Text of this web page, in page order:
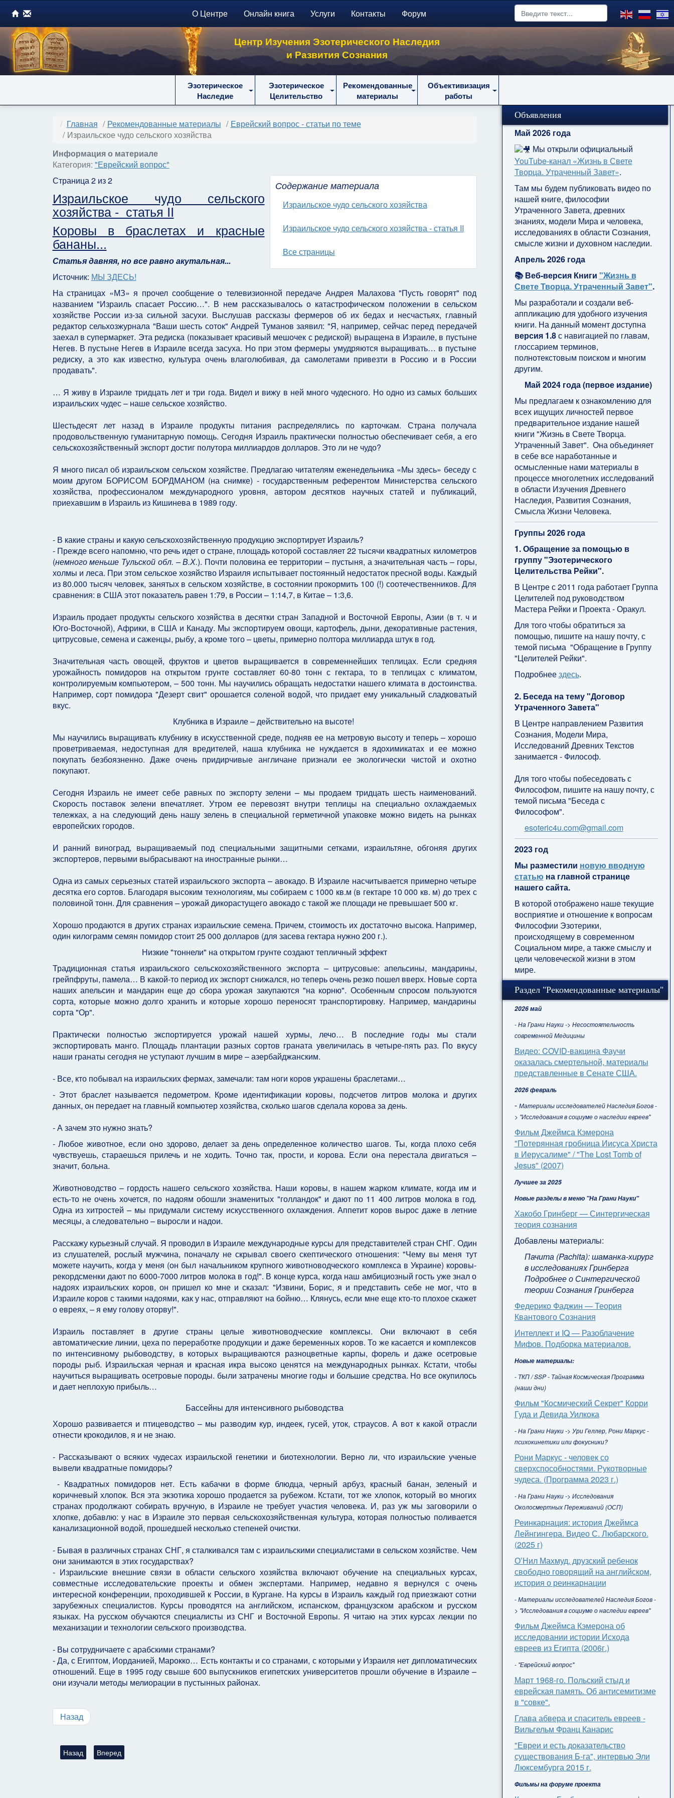
О Центре Онлайн книга Услуги Контакты Форум
Центр Изучения Эзотерического Наследия
и Развития Сознания
Эзотерическое
Наследие
Эзотерическое
Целительство
Рекомендованные
материалы
Объективизация
работы
Главная Рекомендованные материалы
Еврейский вопрос - статьи по теме
Израильское чудо сельского хозяйства
Информация о материале
Категория: "Еврейский вопрос"
Содержание материала
Израильское чудо сельского хозяйства
Израильское чудо сельского хозяйства - статья II
Все страницы
Страница 2 из 2
Израильское чудо сельского
хозяйства - статья II
Коровы в браслетах и красные
бананы...
Статья давняя, но все равно акутальная...
Источник: МЫ ЗДЕСЬ!
На страницах «МЗ» я прочел сообщение о телевизионной передаче Андрея Малахова "Пусть говорят" под
названием "Израиль спасает Россию…". В нем рассказывалось о катастрофическом положении в сельском
хозяйстве России из-за сильной засухи. Выслушав рассказы фермеров об их бедах и несчастьях, главный
редактор сельхозжурнала "Ваши шесть соток" Андрей Туманов заявил: "Я, например, сейчас перед передачей
заехал в супермаркет. Эта редиска (показывает красивый мешочек с редиской) выращена в Израиле, в пустыне
Негев. В пустыне Негев в Израиле всегда засуха. Но при этом фермеры умудряются выращивать… в пустыне
редиску, а это как известно, культура очень влаголюбивая, да самолетами привезти в Россию и в России
продавать".
… Я живу в Израиле тридцать лет и три года. Видел и вижу в ней много чудесного. Но одно из самых больших
израильских чудес – наше сельское хозяйство.
Шестьдесят лет назад в Израиле продукты питания распределялись по карточкам. Страна получала
продовольственную гуманитарную помощь. Сегодня Израиль практически полностью обеспечивает себя, а его
сельскохозяйственный экспорт достиг полутора миллиардов долларов. Это ли не чудо?
Я много писал об израильском сельском хозяйстве. Предлагаю читателям еженедельника «Мы здесь» беседу с
моим другом БОРИСОМ БОРДМАНОМ (на снимке) - государственным референтом Министерства сельского
хозяйства, профессионалом международного уровня, автором десятков научных статей и публикаций,
приехавшим в Израиль из Кишинева в 1989 году.
- В какие страны и какую сельскохозяйственную продукцию экспортирует Израиль?
- Прежде всего напомню, что речь идет о стране, площадь которой составляет 22 тысячи квадратных километров
(немного меньше Тульской обл. – В.Х.). Почти половина ее территории – пустыня, а значительная часть – горы,
холмы и леса. При этом сельское хозяйство Израиля испытывает постоянный недостаток пресной воды. Каждый
из 80.000 тысяч человек, занятых в сельском хозяйстве, в состоянии прокормить 100 (!) соотечественников. Для
сравнения: в США этот показатель равен 1:79, в России – 1:14,7, в Китае – 1:3,6.
Израиль продает продукты сельского хозяйства в десятки стран Западной и Восточной Европы, Азии (в т. ч и
Юго-Восточной), Африки, в США и Канаду. Мы экспортируем овощи, картофель, дыни, декоративные растения,
цитрусовые, семена и саженцы, рыбу, а кроме того – цветы, примерно полтора миллиарда штук в год.
Значительная часть овощей, фруктов и цветов выращивается в современнейших теплицах. Если средняя
урожайность помидоров на открытом грунте составляет 60-80 тонн с гектара, то в теплицах с климатом,
контролируемым компьютером, – 500 тонн. Мы научились обращать недостатки нашего климата в достоинства.
Например, сорт помидора "Дезерт свит" орошается соленой водой, что придает ему уникальный сладковатый
вкус.
Клубника в Израиле – действительно на высоте!
Мы научились выращивать клубнику в искусственной среде, подняв ее на метровую высоту и теперь – хорошо
проветриваемая, недоступная для вредителей, наша клубника не нуждается в ядохимикатах и ее можно
покупать безбоязненно. Даже очень придирчивые англичане признали ее экологически чистой и охотно
покупают.
Сегодня Израиль не имеет себе равных по экспорту зелени – мы продаем тридцать шесть наименований.
Скорость поставок зелени впечатляет. Утром ее перевозят внутри теплицы на специально охлаждаемых
тележках, а на следующий день нашу зелень в специальной герметичной упаковке можно видеть на рынках
европейских городов.
И ранний виноград, выращиваемый под специальными защитными сетками, израильтяне, обгоняя других
экспортеров, первыми выбрасывают на иностранные рынки…
Одна из самых серьезных статей израильского экспорта – авокадо. В Израиле насчитывается примерно четыре
десятка его сортов. Благодаря высоким технологиям, мы собираем с 1000 кв.м (в гектаре 10 000 кв. м) до трех с
половиной тонн. Для сравнения – урожай дикорастущего авокадо с такой же площади не превышает 500 кг.
Хорошо продаются в других странах израильские семена. Причем, стоимость их достаточно высока. Например,
один килограмм семян помидор стоит 25 000 долларов (для засева гектара нужно 200 г.).
Низкие "тоннели" на открытом грунте создают тепличный эффект
Традиционная статья израильского сельскохозяйственного экспорта – цитрусовые: апельсины, мандарины,
грейпфруты, памела… В какой-то период их экспорт снижался, но теперь очень резко пошел вверх. Новые сорта
наших апельсин и мандарин еще до сбора урожая закупаются "на корню". Особенным спросом пользуются
сорта, которые можно долго хранить и которые хорошо переносят транспортировку. Например, мандарины
сорта "Ор".
Практически полностью экспортируется урожай нашей хурмы, лечо… В последние годы мы стали
экспортировать манго. Площадь плантации разных сортов граната увеличилась в четыре-пять раз. По вкусу
наши гранаты сегодня не уступают лучшим в мире – азербайджанским.
- Все, кто побывал на израильских фермах, замечали: там ноги коров украшены браслетами…
- Этот браслет называется педометром. Кроме идентификации коровы, подсчетов литров молока и других
данных, он передает на главный компьютер хозяйства, сколько шагов сделала корова за день.
- А зачем это нужно знать?
- Любое животное, если оно здорово, делает за день определенное количество шагов. Ты, когда плохо себя
чувствуешь, стараешься прилечь и не ходить. Точно так, прости, и корова. Если она перестала двигаться –
значит, больна.
Животноводство – гордость нашего сельского хозяйства. Наши коровы, в нашем жарком климате, когда им и
есть-то не очень хочется, по надоям обошли знаменитых "голландок" и дают по 11 400 литров молока в год.
Одна из хитростей – мы придумали систему искусственного охлаждения. Аппетит коров вырос даже в летние
месяцы, а следовательно – выросли и надои.
Расскажу курьезный случай. Я проводил в Израиле международные курсы для представителей стран СНГ. Один
из слушателей, рослый мужчина, поначалу не скрывал своего скептического отношения: "Чему вы меня тут
можете научить, когда у меня (он был начальником крупного животноводческого комплекса в Украине) коровы-
рекордсменки дают по 6000-7000 литров молока в год!". В конце курса, когда наш амбициозный гость уже знал о
надоях израильских коров, он пришел ко мне и сказал: "Извини, Борис, я и представить себе не мог, что в
Израиле коров с такими надоями, как у нас, отправляют на бойню… Клянусь, если мне еще кто-то плохое скажет
о евреях, – я ему голову оторву!".
Израиль поставляет в другие страны целые животноводческие комплексы. Они включают в себя
автоматические линии, цеха по переработке продукции и даже беременных коров. То же касается и комплексов
по интенсивному рыбоводству, в которых выращиваются разноцветные карпы, форель и даже осетровые
породы рыб. Израильская черная и красная икра высоко ценятся на международных рынках. Кстати, чтобы
научиться выращивать осетровые породы. были затрачены многие годы и большие средства. Но все окупилось
и дает неплохую прибыль…
Бассейны для интенсивного рыбоводства
Хорошо развивается и птицеводство – мы разводим кур, индеек, гусей, уток, страусов. А вот к какой отрасли
отнести крокодилов, я и не знаю.
- Рассказывают о всяких чудесах израильской генетики и биотехнологии. Верно ли, что израильские ученые
вывели квадратные помидоры?
- Квадратных помидоров нет. Есть кабачки в форме блюдца, черный арбуз, красный банан, зеленый и
коричневый хлопок. Вся эта экзотика хорошо продается за рубежом. Кстати, тот же хлопок, который во многих
странах продолжают собирать вручную, в Израиле не требует участия человека. И, раз уж мы заговорили о
хлопке, добавлю: у нас в Израиле это первая сельскохозяйственная культура, которая полностью поливается
канализационной водой, прошедшей несколько степеней очистки.
- Бывая в различных странах СНГ, я сталкивался там с израильскими специалистами в сельском хозяйстве. Чем
они занимаются в этих государствах?
- Израильские внешние связи в области сельского хозяйства включают обучение на специальных курсах,
совместные исследовательские проекты и обмен экспертами. Например, недавно я вернулся с очень
интересной конференции, проходившей к России, в Кургане. На курсы в Израиль каждый год приезжают сотни
зарубежных специалистов. Курсы проводятся на английском, испанском, французском арабском и русском
языках. На русском обучаются специалисты из СНГ и Восточной Европы. Я читаю на этих курсах лекции по
механизации и технологии сельского производства.
- Вы сотрудничаете с арабскими странами?
- Да, с Египтом, Иорданией, Марокко… Есть контакты и со странами, с которыми у Израиля нет дипломатических
отношений. Еще в 1995 году свыше 600 выпускников египетских университетов прошли обучение в Израиле –
они изучали методы мелиорации в пустынных районах.
Назад
Предыдущий: Высказывания и цитаты известных людей о еврейском народе, его религии и истории
Назад Следующий: Отказ государств принимать еврейских беженцев в 1938 год
Вперед
Объявления
Май 2026 года
Мы открыли официальный
YouTube‑канал «Жизнь в Свете
Творца. Утраченный Завет».
Там мы будем публиковать видео по
нашей книге, философии
Утраченного Завета, древних
знаниях, модели Мира и человека,
исследованиях в области Сознания,
смысле жизни и духовном наследии.
Апрель 2026 года
📚 Веб-версия Книги "Жизнь в
Свете Творца. Утраченный Завет".
Мы разработали и создали веб-
аппликацию для удобного изучения
книги. На данный момент доступна
версия 1.8с навигацией по главам,
глоссарием терминов,
полнотекстовым поиском и многим
другим.
Май 2024 года (первое издание)
Мы предлагаем к ознакомлению для
всех ищущих личностей первое
предварительное издание нашей
книги "Жизнь в Свете Творца.
Утраченный Завет". Она объединяет
в себе все наработанные и
осмысленные нами материалы в
процессе многолетних исследований
в области Изучения Древнего
Наследия, Развития Сознания,
Смысла Жизни Человека.
Группы 2026 года
1. Обращение за помощью в
группу "Эзотерического
Целительства Рейки".
В Центре с 2011 года работает Группа
Целителей под руководством
Мастера Рейки и Проекта - Оракул.
Для того чтобы обратиться за
помощью, пишите на нашу почту, с
темой письма "Обращение в Группу
"Целителей Рейки".
Подробнеездесь.
2. Беседа на тему "Договор
Утраченного Завета"
В Центре направлением Развития
Сознания, Модели Мира,
Исследований Древних Текстов
занимается - Философ.
Для того чтобы побеседовать с
Философом, пишите на нашу почту, с
темой письма "Беседа с
Философом".
esoteric4u.com@gmail.com
2023 год
Мы разместили новую вводную
статью на главной странице
нашего сайта.
В которой отображено наше текущие
восприятие и отношение к вопросам
Философии Эзотерики,
происходящему в современном
Социальном мире, а также смыслу и
цели человеческой жизни в этом
мире.
Раздел "Рекомендованные материалы"
2026 май
- На Грани Науки -> Несостоятельность
современной Медицины
Видео: COVID-вакцина Фаучи
оказалась смертельной, материалы
представленные в Сенате США.
2026 февраль
- Материалы исследователей Наследия Богов -
> "Исследования в социуме о наследии евреев"
Фильм Джеймса Кэмерона
"Потерянная гробница Иисуса Христа
в Иерусалиме" / "The Lost Tomb of
Jesus" (2007)
Лучшее за 2025
Новые разделы в меню "На Грани Науки"
Хакобо Гринберг — Синтергическая
теория сознания
Добавлены материалы:
Пачита (Pachita): шаманка-хирург
в исследованиях Гринберга
Подробнее о Синтергической
теории Сознания Гринберга
Федерико Фаджин — Теория
Квантового Сознания
Интеллект и IQ — Разоблачение
Мифов. Подборка материалов.
Новые материалы:
- ТКП / SSP - Тайная Космическая Программа
(наши дни)
Фильм "Космический Секрет" Корри
Гуда и Девида Уилкока
- На Грани Науки -> Ури Геллер, Рони Маркус -
психокинетики или фокусники?
Рони Маркус - человек со
сверхспособностями. Рукотворные
чудеса. (Программа 2023 г.)
- На Грани Науки -> Исследования
Околосмертных Переживаний (ОСП)
Реинкарнация: история Джеймса
Лейнгингера. Видео С. Любарского.
(2025 г)
О’Нил Махмуд, друзский ребенок
свободно говорящий на английском,
история о реинкарнации
- Материалы исследователей Наследия Богов -
> "Исследования в социуме о наследии евреев"
Фильм Джеймса Кэмерона об
исследовании истории Исхода
евреев из Египта (2006г.)
- "Еврейский вопрос"
Март 1968-го. Польский стыд и
еврейская память. Об антисемитизме
в "совке".
Глава абвера и спаситель евреев -
Вильгельм Франц Канарис
"Евреи и есть доказательство
существования Б-га", интервью Эли
Люксембурга 2015 г.
Фильмы на форуме проекта